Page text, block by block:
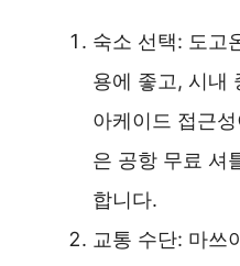
숙소 선택: 도고
용에 좋고, 시내
아케이드 접근
은 공항 무료 셔
합니다.
교통 수단: 마쓰